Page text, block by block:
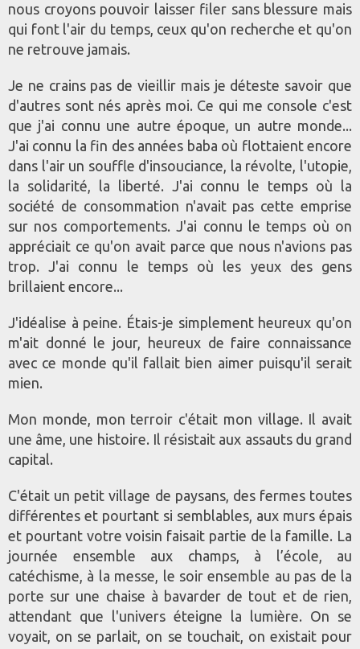
nous croyons pouvoir laisser filer sans blessure mais
qui font l'air du temps, ceux qu'on recherche et qu'on
ne retrouve jamais.
Je ne crains pas de vieillir mais je déteste savoir que
d'autres sont nés après moi. Ce qui me console c'est
que j'ai connu une autre époque, un autre monde...
J'ai connu la fin des années baba où flottaient encore
dans l'air un souffle d'insouciance, la révolte, l'utopie,
la solidarité, la liberté. J'ai connu le temps où la
société de consommation n'avait pas cette emprise
sur nos comportements. J'ai connu le temps où on
appréciait ce qu'on avait parce que nous n'avions pas
trop. J'ai connu le temps où les yeux des gens
brillaient encore...
J'idéalise à peine. Étais-je simplement heureux qu'on
m'ait donné le jour, heureux de faire connaissance
avec ce monde qu'il fallait bien aimer puisqu'il serait
mien.
Mon monde, mon terroir c'était mon village. Il avait
une âme, une histoire. Il résistait aux assauts du grand
capital.
C'était un petit village de paysans, des fermes toutes
différentes et pourtant si semblables, aux murs épais
et pourtant votre voisin faisait partie de la famille. La
journée ensemble aux champs, à l’école, au
catéchisme, à la messe, le soir ensemble au pas de la
porte sur une chaise à bavarder de tout et de rien,
attendant que l'univers éteigne la lumière. On se
voyait, on se parlait, on se touchait, on existait pour